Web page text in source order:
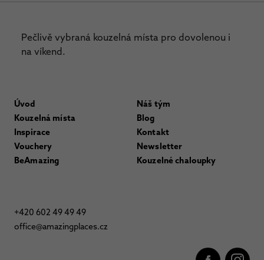
Pečlivě vybraná kouzelná místa pro dovolenou i
na víkend.
Úvod
Kouzelná místa
Inspirace
Vouchery
BeAmazing
Náš tým
Blog
Kontakt
Newsletter
Kouzelné chaloupky
+420 602 49 49 49
office@amazingplaces.cz